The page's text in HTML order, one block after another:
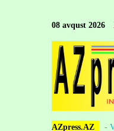
08 avqust 2026
AZpress.AZ -